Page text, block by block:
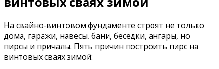
На свайно-винтовом фундаменте строят не только
дома, гаражи, навесы, бани, беседки, ангары, но
пирсы и причалы. Пять причин построить пирс на
винтовых сваях зимой: